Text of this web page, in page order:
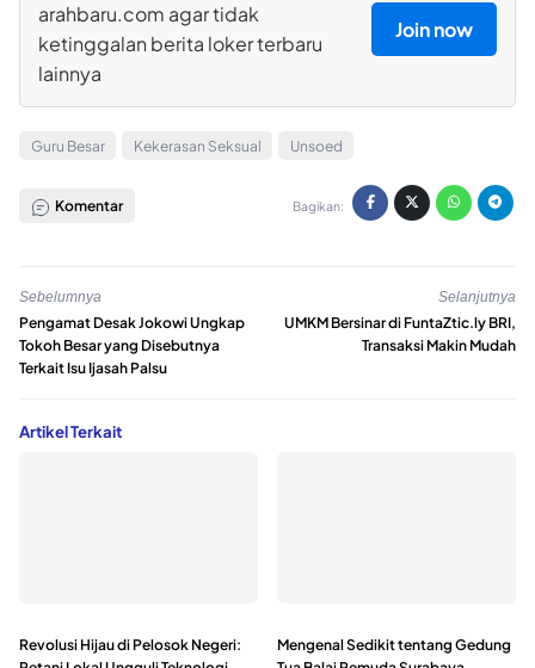
arahbaru.com agar tidak
ketinggalan berita loker terbaru
lainnya
Join now
Guru Besar Kekerasan Seksual Unsoed
Komentar Bagikan:
Sebelumnya
Pengamat Desak Jokowi Ungkap
Tokoh Besar yang Disebutnya
Terkait Isu Ijasah Palsu
Selanjutnya
UMKM Bersinar di FuntaZtic.ly BRI,
Transaksi Makin Mudah
Artikel Terkait
Revolusi Hijau di Pelosok Negeri:
Mengenal Sedikit tentang Gedung